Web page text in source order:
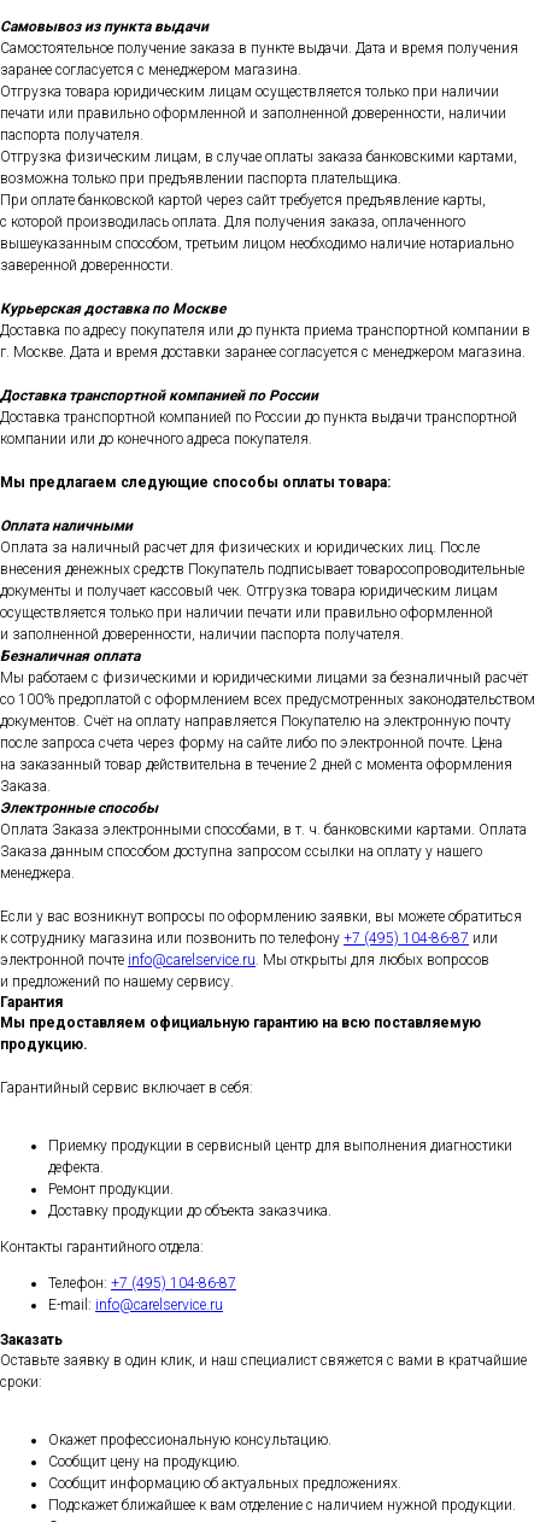
Самовывоз из пункта выдачи
Самостоятельное получение заказа в пункте выдачи. Дата и время получения
заранее согласуется с менеджером магазина.
Отгрузка товара юридическим лицам осуществляется только при наличии
печати или правильно оформленной и заполненной доверенности, наличии
паспорта получателя.
Отгрузка физическим лицам, в случае оплаты заказа банковскими картами,
возможна только при предъявлении паспорта плательщика.
При оплате банковской картой через сайт требуется предъявление карты,
с которой производилась оплата. Для получения заказа, оплаченного
вышеуказанным способом, третьим лицом необходимо наличие нотариально
заверенной доверенности.
Курьерская доставка по Москве
Доставка по адресу покупателя или до пункта приема транспортной компании в
г. Москве. Дата и время доставки заранее согласуется с менеджером магазина.
Доставка транспортной компанией по России
Доставка транспортной компанией по России до пункта выдачи транспортной
компании или до конечного адреса покупателя.
Мы предлагаем следующие способы оплаты товара:
Оплата наличными
Оплата за наличный расчет для физических и юридических лиц. После
внесения денежных средств Покупатель подписывает товаросопроводительные
документы и получает кассовый чек. Отгрузка товара юридическим лицам
осуществляется только при наличии печати или правильно оформленной
и заполненной доверенности, наличии паспорта получателя.
Безналичная оплата
Мы работаем с физическими и юридическими лицами за безналичный расчёт
со 100% предоплатой с оформлением всех предусмотренных законодательством
документов. Счёт на оплату направляется Покупателю на электронную почту
после запроса счета через форму на сайте либо по электронной почте. Цена
на заказанный товар действительна в течение 2 дней с момента оформления
Заказа.
Электронные способы
Оплата Заказа электронными способами, в т. ч. банковскими картами. Оплата
Заказа данным способом доступна запросом ссылки на оплату у нашего
менеджера.
Если у вас возникнут вопросы по оформлению заявки, вы можете обратиться
к сотруднику магазина или позвонить по телефону +7 (495) 104-86-87 или
электронной почте info@carelservice.ru . Мы открыты для любых вопросов
и предложений по нашему сервису.
Гарантия
Мы предоставляем официальную гарантию на всю поставляемую
продукцию.
Гарантийный сервис включает в себя:
Приемку продукции в сервисный центр для выполнения диагностики
дефекта.
Ремонт продукции.
Доставку продукции до объекта заказчика.
Контакты гарантийного отдела:
Телефон: +7 (495) 104-86-87
E-mail: info@carelservice.ru
Заказать
Оставьте заявку в один клик, и наш специалист свяжется с вами в кратчайшие
сроки:
Окажет профессиональную консультацию.
Сообщит цену на продукцию.
Сообщит информацию об актуальных предложениях.
Подскажет ближайшее к вам отделение с наличием нужной продукции.